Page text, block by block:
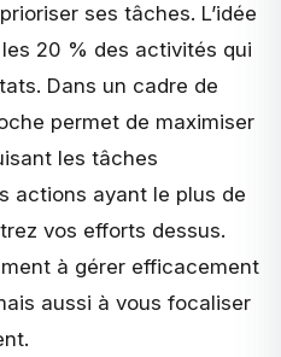
ses tâches. L’idée
20 % des activités qui
Dans un cadre de
permet de maximiser
les tâches
actions ayant le plus de
vos efforts dessus.
à gérer efficacement
aussi à vous focaliser